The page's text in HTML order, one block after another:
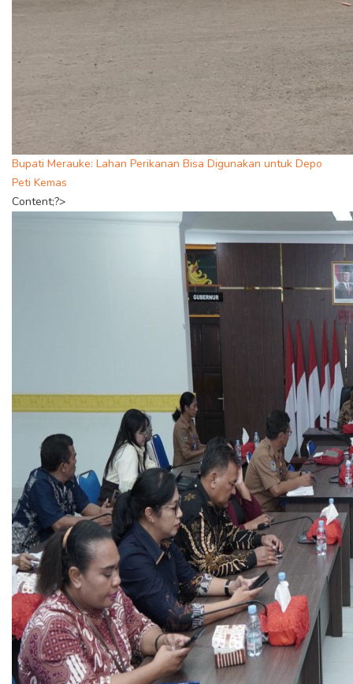
Bupati Merauke: Lahan Perikanan Bisa Digunakan untuk Depo
Peti Kemas
Content;?>